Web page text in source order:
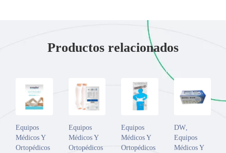
Productos relacionados
Equipos
Médicos Y
Ortopédicos
Equipos
Médicos Y
Ortopédicos
Equipos
Médicos Y
Ortopédicos
DW,
Equipos
Médicos Y